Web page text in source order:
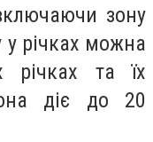
зону
у річках можна
та їх
діє до 20